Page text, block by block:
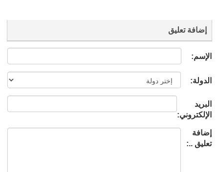
إضافة تعليق
الإسم:
الدولة:
البريد
الإلكتروني:
إضافة
تعليق ..: